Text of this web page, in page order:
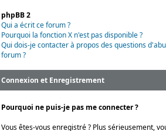
phpBB 2
Qui a écrit ce forum ?
Pourquoi la fonction X n'est pas disponible ?
Qui dois-je contacter à propos des questions
forum ?
Connexion et Enregistrement
Pourquoi ne puis-je pas me connecter ?
Vous êtes-vous enregistré ? Plus sérieusement,